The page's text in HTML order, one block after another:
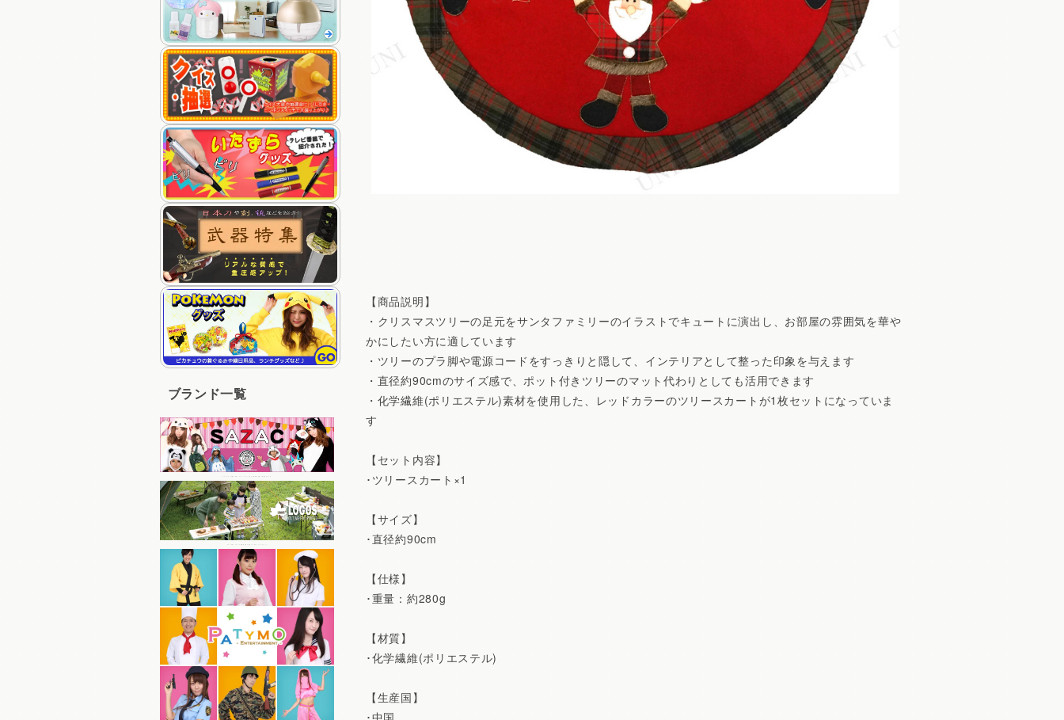
【商品説明】
・クリスマスツリーの足元をサンタファミリーのイラストでキュートに演出し、お部屋の雰囲気を華や
かにしたい方に適しています
・ツリーのプラ脚や電源コードをすっきりと隠して、インテリアとして整った印象を与えます
・直径約90cmのサイズ感で、ポット付きツリーのマット代わりとしても活用できます
・化学繊維(ポリエステル)素材を使用した、レッドカラーのツリースカートが1枚セットになっていま
す
【セット内容】
･ツリースカート×1
【サイズ】
･直径約90cm
【仕様】
･重量：約280g
【材質】
･化学繊維(ポリエステル)
【生産国】
ブランド一覧